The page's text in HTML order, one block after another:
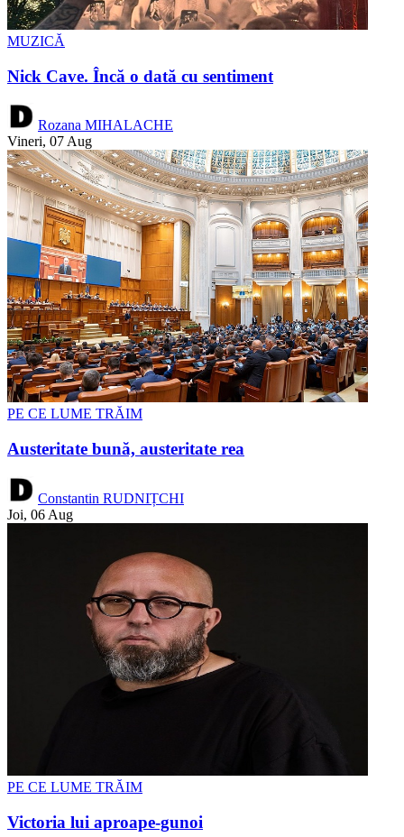
MUZICĂ
Nick Cave. Încă o dată cu sentiment
Rozana MIHALACHE
Vineri, 07 Aug
PE CE LUME TRĂIM
Austeritate bună, austeritate rea
Constantin RUDNIȚCHI
Joi, 06 Aug
PE CE LUME TRĂIM
Victoria lui aproape-gunoi